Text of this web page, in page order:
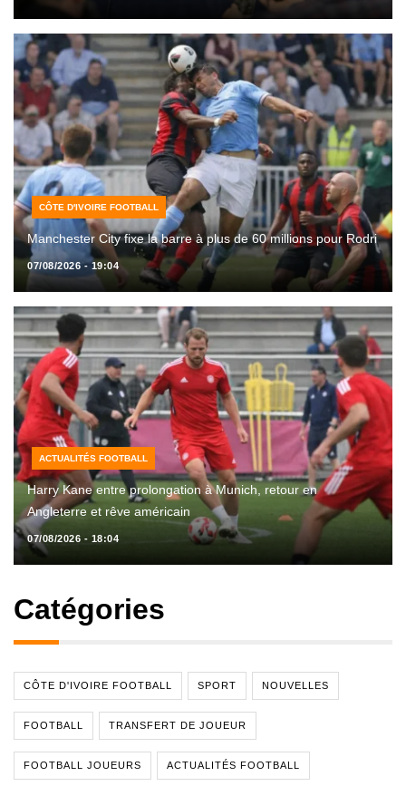
CÔTE D'IVOIRE FOOTBALL
Manchester City fixe la barre à plus de 60 millions pour Rodri
07/08/2026 - 19:04
ACTUALITÉS FOOTBALL
Harry Kane entre prolongation à Munich, retour en
Angleterre et rêve américain
07/08/2026 - 18:04
Catégories
CÔTE D'IVOIRE FOOTBALL SPORT NOUVELLES
FOOTBALL TRANSFERT DE JOUEUR
FOOTBALL JOUEURS ACTUALITÉS FOOTBALL